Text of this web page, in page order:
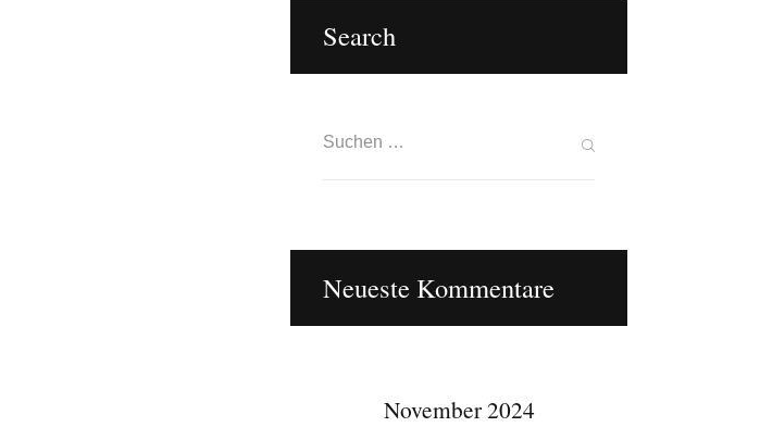
Search
Suchen nach:
Neueste Kommentare
November 2024